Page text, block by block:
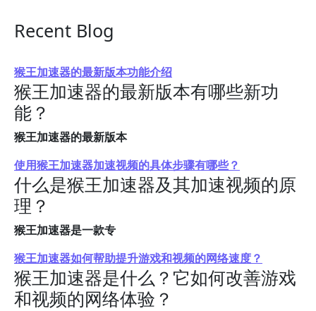
Recent Blog
猴王加速器的最新版本功能介绍
猴王加速器的最新版本有哪些新功
能？
猴王加速器的最新版本
使用猴王加速器加速视频的具体步骤有哪些？
什么是猴王加速器及其加速视频的原
理？
猴王加速器是一款专
猴王加速器如何帮助提升游戏和视频的网络速度？
猴王加速器是什么？它如何改善游戏
和视频的网络体验？